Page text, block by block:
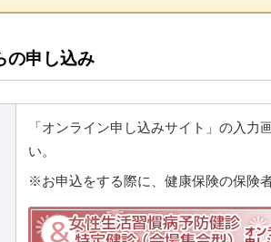
の申し込み
「オンライン申し込みサイト」の入
い。
※お申込をする際に、健康保険の保険